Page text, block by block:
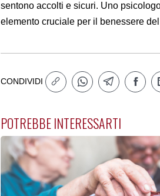
sentono accolti e sicuri. Uno
elemento cruciale per il benessere del
CONDIVIDI
POTREBBE INTERESSARTI